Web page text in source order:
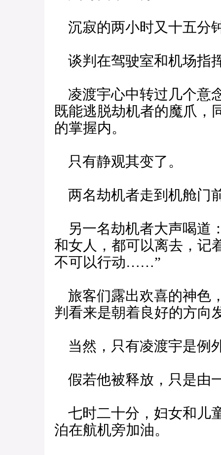
沉寂的两小时又十五
谈判在驾驶室和机场指
凌渡宇心中转过几个意
既能逃脱劫机者的魔爪，
的掌握内。
只有静观其变了。
两名劫机者走到机舱门
另一名劫机者大声喝道
和女人，都可以离去，记
不可以行动……”
旅客们露出欢喜的神色
判看来是朝着良好的方向
当然，只有凌渡宇是例
假若他被释放，只是由
七时二十分，妇女和儿
泊在航机旁加油。